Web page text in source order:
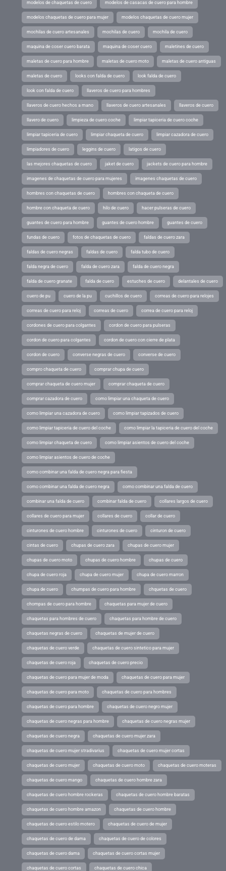
modelos de chaquetas de cuero modelos de casacas de cuero para hombre
modelos chaquetas de cuero para mujer modelos chaquetas de cuero mujer
mochilas de cuero artesanales mochilas de cuero mochila de cuero
maquina de coser cuero barata maquina de coser cuero maletines de cuero
maletas de cuero para hombre maletas de cuero moto maletas de cuero antiguas
maletas de cuero looks con falda de cuero look falda de cuero
look con falda de cuero llaveros de cuero para hombres
llaveros de cuero hechos a mano llaveros de cuero artesanales llaveros de cuero
llavero de cuero limpieza de cuero coche limpiar tapiceria de cuero coche
limpiar tapiceria de cuero limpiar chaqueta de cuero limpiar cazadora de cuero
limpiadores de cuero leggins de cuero latigos de cuero
las mejores chaquetas de cuero jaket de cuero jackets de cuero para hombre
imagenes de chaquetas de cuero para mujeres imagenes chaquetas de cuero
hombres con chaquetas de cuero hombres con chaqueta de cuero
hombre con chaqueta de cuero hilo de cuero hacer pulseras de cuero
guantes de cuero para hombre guantes de cuero hombre guantes de cuero
fundas de cuero fotos de chaquetas de cuero faldas de cuero zara
faldas de cuero negras faldas de cuero falda tubo de cuero
falda negra de cuero falda de cuero zara falda de cuero negra
falda de cuero granate falda de cuero estuches de cuero delantales de cuero
cuero de pu cuero de la pu cuchillos de cuero correas de cuero para relojes
correas de cuero para reloj correas de cuero correa de cuero para reloj
cordones de cuero para colgantes cordon de cuero para pulseras
cordon de cuero para colgantes cordon de cuero con cierre de plata
cordon de cuero converse negras de cuero converse de cuero
compro chaqueta de cuero comprar chupa de cuero
comprar chaqueta de cuero mujer comprar chaqueta de cuero
comprar cazadora de cuero como limpiar una chaqueta de cuero
como limpiar una cazadora de cuero como limpiar tapizados de cuero
como limpiar tapiceria de cuero del coche como limpiar la tapiceria de cuero del coche
como limpiar chaqueta de cuero como limpiar asientos de cuero del coche
como limpiar asientos de cuero de coche
como combinar una falda de cuero negra para fiesta
como combinar una falda de cuero negra como combinar una falda de cuero
combinar una falda de cuero combinar falda de cuero collares largos de cuero
collares de cuero para mujer collares de cuero collar de cuero
cinturones de cuero hombre cinturones de cuero cinturon de cuero
cintas de cuero chupas de cuero zara chupas de cuero mujer
chupas de cuero moto chupas de cuero hombre chupas de cuero
chupa de cuero roja chupa de cuero mujer chupa de cuero marron
chupa de cuero chumpas de cuero para hombre chquetas de cuero
chompas de cuero para hombre chaquetas para mujer de cuero
chaquetas para hombres de cuero chaquetas para hombre de cuero
chaquetas negras de cuero chaquetas de mujer de cuero
chaquetas de cuero verde chaquetas de cuero sintetico para mujer
chaquetas de cuero roja chaquetas de cuero precio
chaquetas de cuero para mujer de moda chaquetas de cuero para mujer
chaquetas de cuero para moto chaquetas de cuero para hombres
chaquetas de cuero para hombre chaquetas de cuero negro mujer
chaquetas de cuero negras para hombre chaquetas de cuero negras mujer
chaquetas de cuero negra chaquetas de cuero mujer zara
chaquetas de cuero mujer stradivarius chaquetas de cuero mujer cortas
chaquetas de cuero mujer chaquetas de cuero moto chaquetas de cuero moteras
chaquetas de cuero mango chaquetas de cuero hombre zara
chaquetas de cuero hombre rockeras chaquetas de cuero hombre baratas
chaquetas de cuero hombre amazon chaquetas de cuero hombre
chaquetas de cuero estilo motero chaquetas de cuero de mujer
chaquetas de cuero de dama chaquetas de cuero de colores
chaquetas de cuero dama chaquetas de cuero cortas mujer
chaquetas de cuero cortas chaquetas de cuero chica